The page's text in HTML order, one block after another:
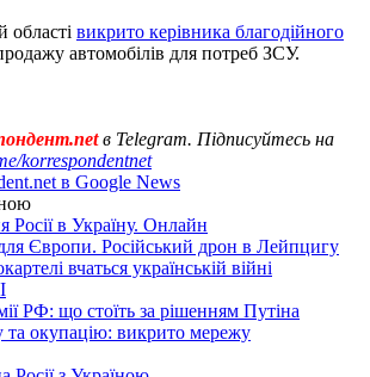
області викрито керівника благодійного
автомобілів для потреб ЗСУ.
в Telegram. Підписуйтесь на
korrespondentnet
в Google News
Росії в Україну. Онлайн
Європи. Російський дрон в Лейпцигу
вчаться українській війні
РФ: що стоїть за рішенням Путіна
та окупацію: викрито мережу